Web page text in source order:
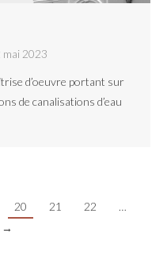
mai 2023
d’oeuvre portant sur
de canalisations d’eau
20 21 22
…
→